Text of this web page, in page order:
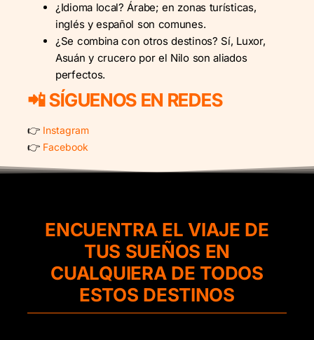
¿Idioma local? Árabe; en zonas turísticas,
inglés y español son comunes.
¿Se combina con otros destinos? Sí, Luxor,
Asuán y crucero por el Nilo son aliados
perfectos.
📲 SÍGUENOS EN REDES
👉 Instagram
👉 Facebook
ENCUENTRA EL VIAJE DE
TUS SUEÑOS EN
CUALQUIERA DE TODOS
ESTOS DESTINOS